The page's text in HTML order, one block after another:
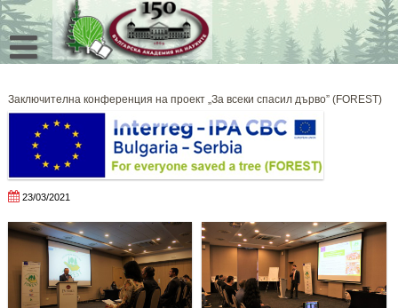
Skip
to
content
Заключителна конференция на проект „За всеки спасил дърво” (FOREST)
23/03/2021